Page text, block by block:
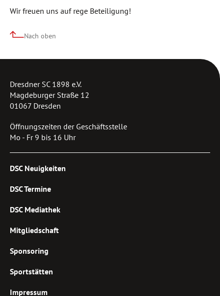
Wir freuen uns auf rege Beteiligung!
Nach oben
Dresdner SC 1898 e.V.
Magdeburger Straße 12
01067 Dresden
Öffnungszeiten der Geschäftsstelle
Mo - Fr 9 bis 16 Uhr
DSC Neuigkeiten
DSC Termine
DSC Mediathek
Mitgliedschaft
Sponsoring
Sportstätten
Impressum